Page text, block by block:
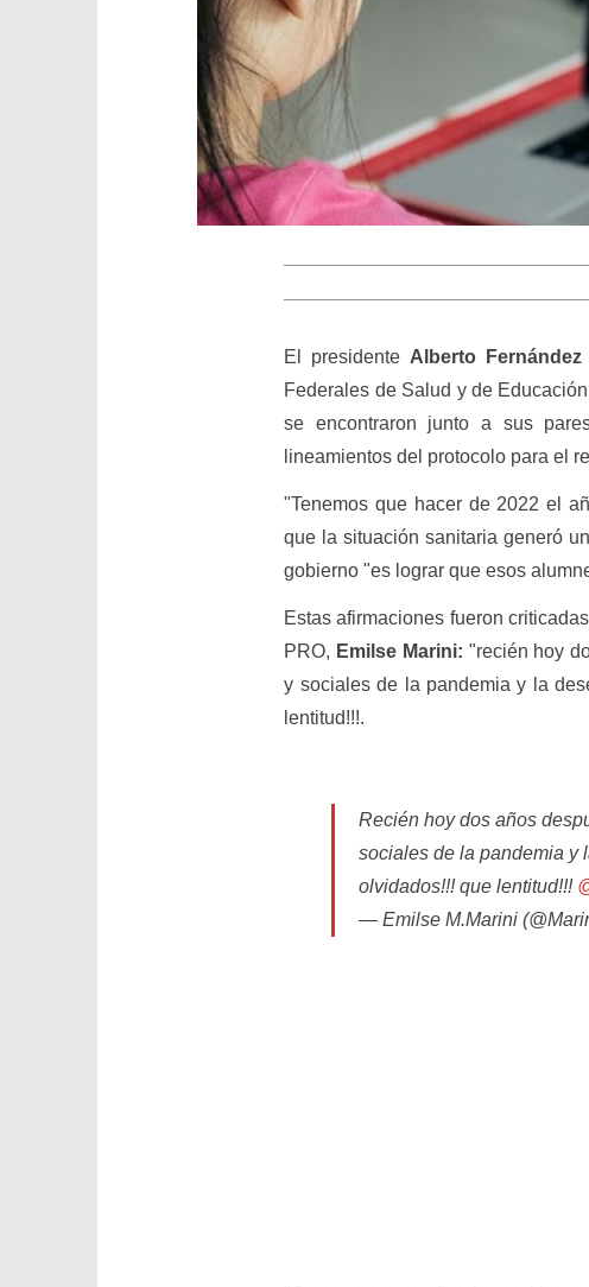
El presidente Alberto Fernández
Federales de Salud y de
se encontraron junto a sus
lineamientos del protocolo para el
"Tenemos que hacer de 2022 el
que la situación sanitaria generó
gobierno "es lograr que esos
Estas afirmaciones fueron
PRO, Emilse Marini: "recién hoy
y sociales de la pandemia y la
lentitud!!!.
Recién hoy dos años
sociales de la pandemia y
olvidados!!! que lentitud!!!
— Emilse M.Marini